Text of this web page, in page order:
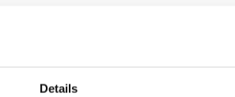
Details Keuken S30